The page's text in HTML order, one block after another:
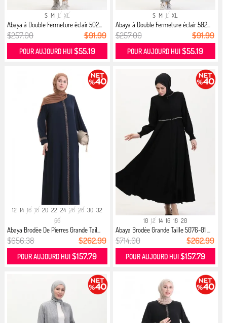
S M L XL
Abaya à Double Fermeture éclair 502...
$257.00 $91.99
POUR AUJOURD HUI$55.19
S M L XL
Abaya à Double Fermeture éclair 502...
$257.00 $91.99
POUR AUJOURD HUI$55.19
12 14 16 18 20 22 24 26 28 30 32
66
Abaya Brodée De Pierres Grande Tail...
$656.38 $262.99
POUR AUJOURD HUI$157.79
10 12 14 16 18 20
Abaya Brodée Grande Taille 5076-01 ...
$714.00 $262.99
POUR AUJOURD HUI $157.79